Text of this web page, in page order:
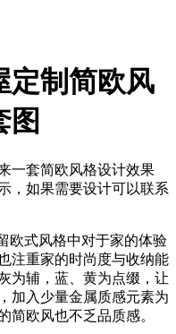
定制简欧风
图
一套简欧风格设计效果
，如果需要设计可以联系
欧式风格中对于家的体验
注重家的时尚度与收纳能
为辅，蓝、黄为点缀，让
加入少量金属质感元素为
简欧风也不乏品质感。